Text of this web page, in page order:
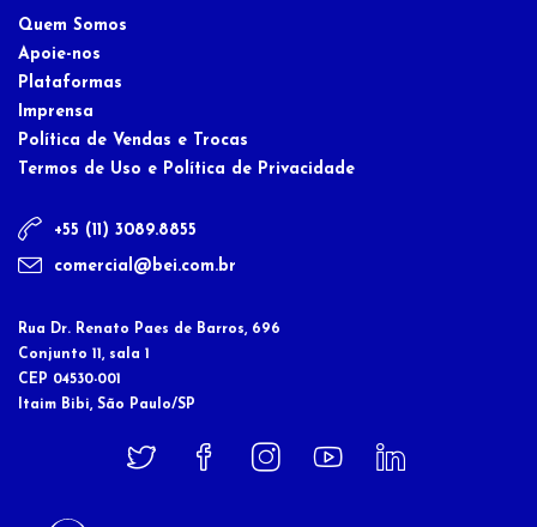
Quem Somos
Apoie-nos
Plataformas
Imprensa
Política de Vendas e Trocas
Termos de Uso e Política de Privacidade
+55 (11) 3089.8855
comercial@bei.com.br
Rua Dr. Renato Paes de Barros, 696
Conjunto 11, sala 1
CEP 04530-001
Itaim Bibi, São Paulo/SP